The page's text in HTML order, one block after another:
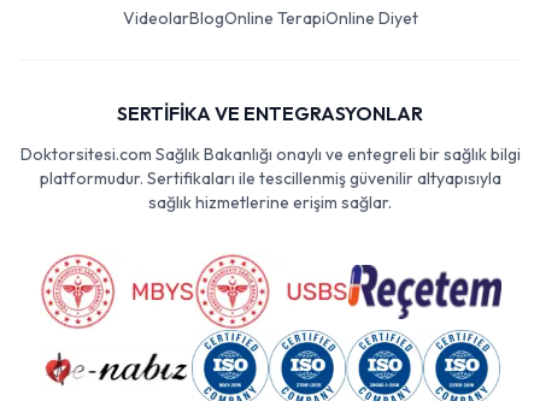
VideolarBlogOnline TerapiOnline Diyet
SERTİFİKA VE ENTEGRASYONLAR
Doktorsitesi.com Sağlık Bakanlığı onaylı ve entegreli bir sağlık bilgi
platformudur. Sertifikaları ile tescillenmiş güvenilir altyapısıyla
sağlık hizmetlerine erişim sağlar.